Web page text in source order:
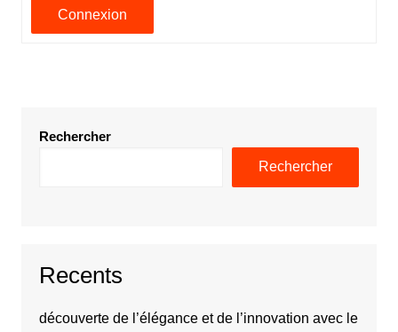
Connexion
Rechercher
Rechercher
Recents
découverte de l’élégance et de l’innovation avec le